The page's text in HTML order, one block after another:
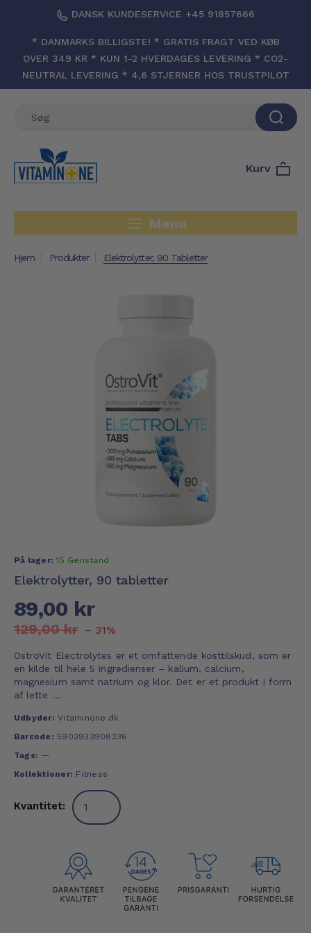
DANSK KUNDESERVICE +45 91857666
* DANMARKS BILLIGSTE! * GRATIS FRAGT VED KØB
OVER 349 KR * KUN 1-2 HVERDAGES LEVERING * CO2-
NEUTRAL LEVERING * 4,6 STJERNER HOS TRUSTPILOT
Kurv
Menu
Hjem Produkter Elektrolytter, 90 Tabletter
På lager: 15 Genstand
Elektrolytter, 90 tabletter
89,00 kr
129,00 kr – 31%
OstroVit Electrolytes er et omfattende kosttilskud, som er
en kilde til hele 5 ingredienser – kalium, calcium,
magnesium samt natrium og klor. Det er et produkt i form
af lette ...
Udbyder: Vitaminone.dk
Barcode: 5903933908236
Tags: —
Kollektioner: Fitness
Kvantitet: